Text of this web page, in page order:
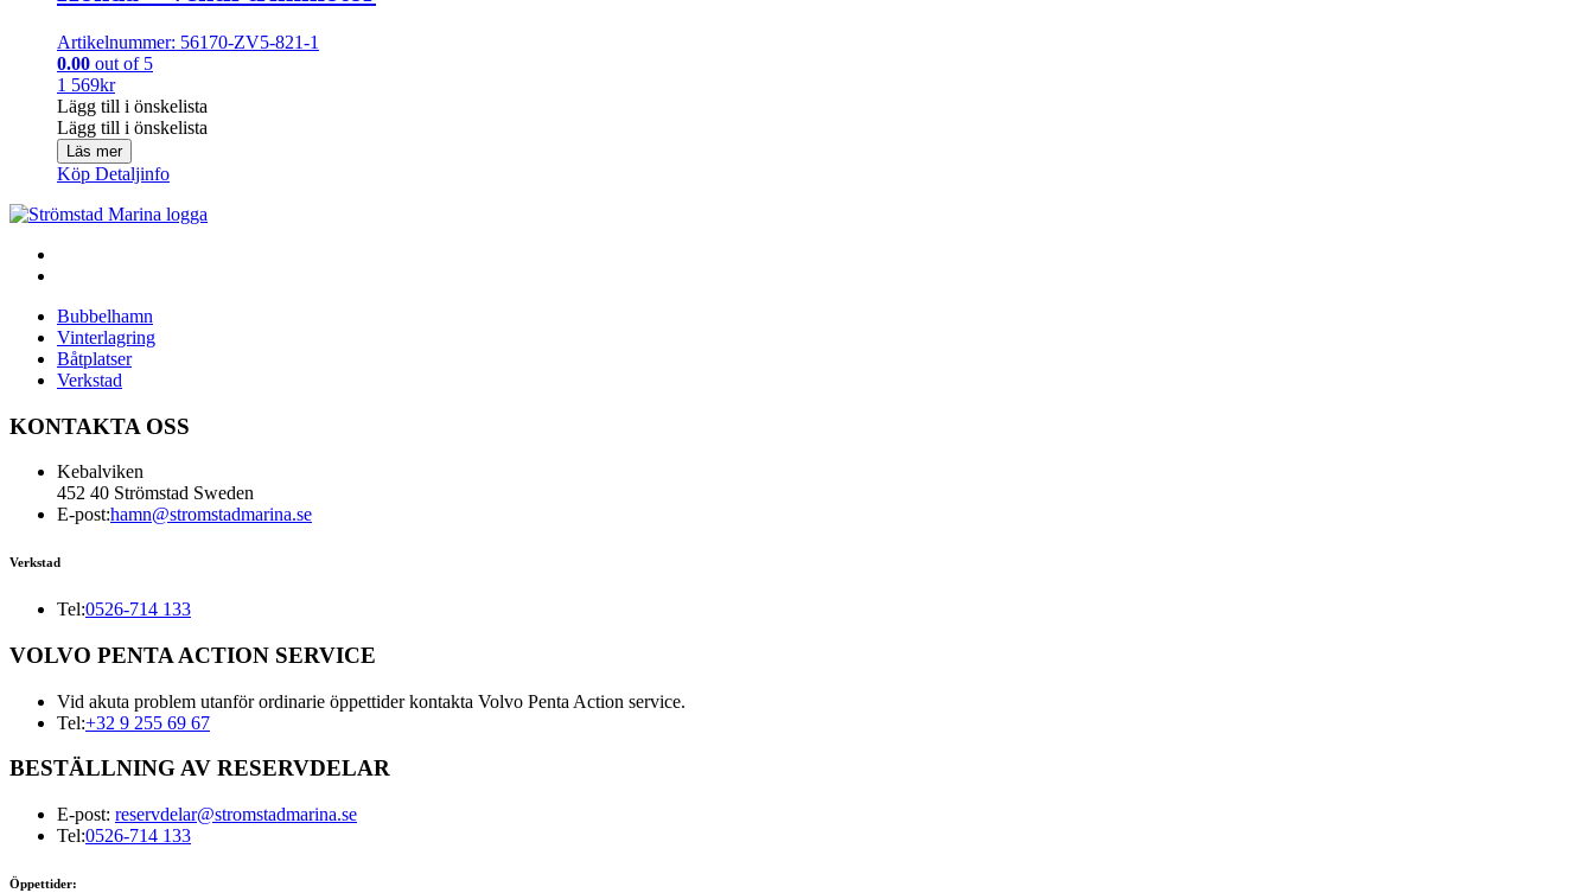
Artikelnummer: 56170-ZV5-821-1
0.00 out of 5
1 569kr
Lägg till i önskelista
Lägg till i önskelista
Läs mer
Köp Detaljinfo
Bubbelhamn
Vinterlagring
Båtplatser
Verkstad
KONTAKTA OSS
Kebalviken
452 40 Strömstad Sweden
E-post:hamn@stromstadmarina.se
Verkstad
Tel:0526-714 133
VOLVO PENTA ACTION SERVICE
Vid akuta problem utanför ordinarie öppettider kontakta Volvo Penta Action service.
Tel:+32 9 255 69 67
BESTÄLLNING AV RESERVDELAR
E-post: reservdelar@stromstadmarina.se
Tel:0526-714 133
Öppettider: